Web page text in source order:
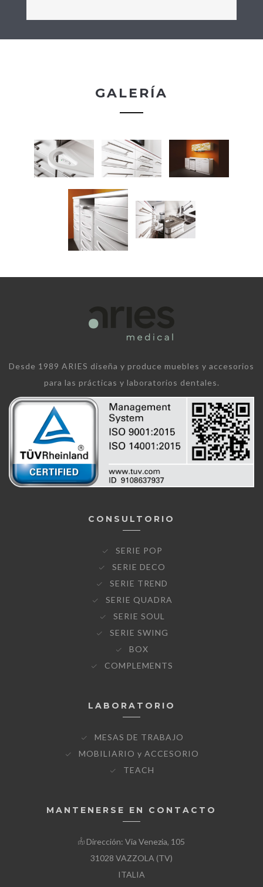
GALERÍA
Desde 1989 ARIES diseña y produce muebles y accesorios
para las prácticas y laboratorios dentales.
CONSULTORIO
SERIE POP
SERIE DECO
SERIE TREND
SERIE QUADRA
SERIE SOUL
SERIE SWING
BOX
COMPLEMENTS
LABORATORIO
MESAS DE TRABAJO
MOBILIARIO y ACCESORIO
TEACH
MANTENERSE EN CONTACTO
Dirección: Via Venezia, 105
31028 VAZZOLA (TV)
ITALIA